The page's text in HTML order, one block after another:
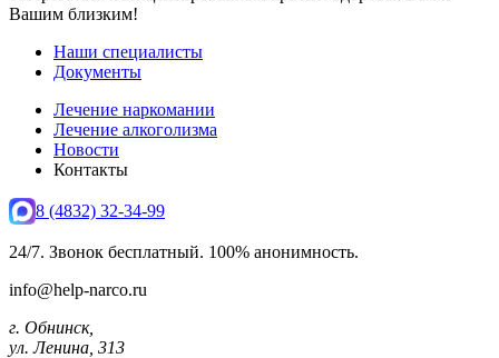
Вашим близким!
Наши специалисты
Документы
Лечение наркомании
Лечение алкоголизма
Новости
Контакты
8 (4832) 32-34-99
24/7. Звонок бесплатный. 100% анонимность.
info@help-narco.ru
г. Обнинск,
ул. Ленина, 313